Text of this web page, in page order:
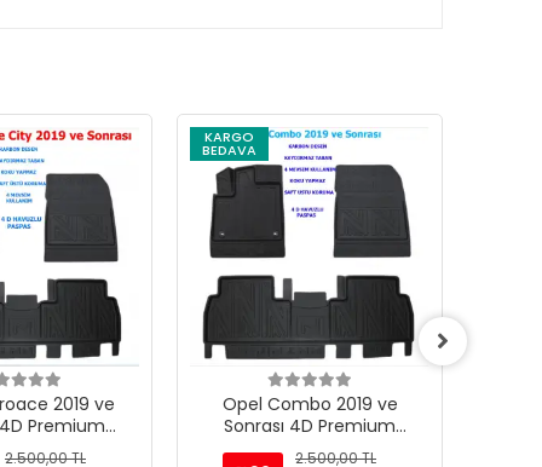
2019 ve
Premium
Paspas
2.500,00 TL
KARGO
BEDAVA
Opel Combo 2019 ve
Sonrası 4D Premium
Havuzlu Paspas
2.500,00 TL